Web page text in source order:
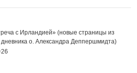
с Ирландией» (новые страницы из
дневника о. Александра Деппершмидта)